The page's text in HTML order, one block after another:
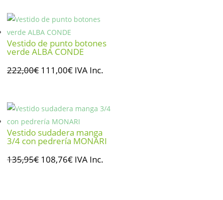
era:
89,00€.
es:
44,50€.
Vestido de punto botones
verde ALBA CONDE
222,00€ El
era:
222,00€.
111,00€El
es:
111,00€.
IVA Inc.
Vestido sudadera manga
3/4 con pedrería MONARI
135,95€ El
108,76€ElIVA Inc.